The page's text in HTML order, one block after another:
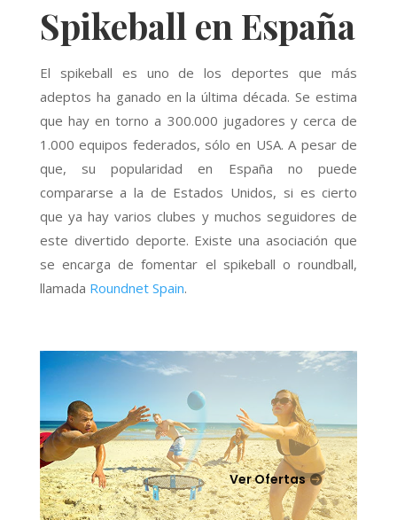
Spikeball en España
El spikeball es uno de los deportes que más
adeptos ha ganado en la última década. Se estima
que hay en torno a 300.000 jugadores y cerca de
1.000 equipos federados, sólo en USA. A pesar de
que, su popularidad en España no puede
compararse a la de Estados Unidos, si es cierto
que ya hay varios clubes y muchos seguidores de
este divertido deporte. Existe una asociación que
se encarga de fomentar el spikeball o roundball,
llamada Roundnet Spain.
Ver Ofertas